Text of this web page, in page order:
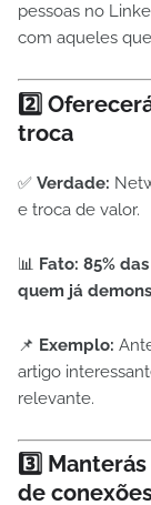
pessoas no
com aqueles
2️⃣
troca
✅ Verdade:
e troca de valor.
📊 Fato: 85%
quem já
📌 Exemplo:
artigo
relevante.
3️⃣
de